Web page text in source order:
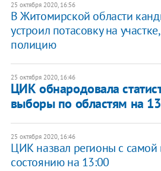
25 октября 2020, 16:56
В Житомирской области
устроил потасовку на
полицию
25 октября 2020, 16:46
ЦИК обнародовала
выборы по областям на
25 октября 2020, 16:46
ЦИК назвал регионы с
состоянию на 13:00